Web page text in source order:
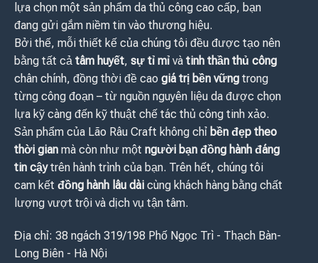
lựa chọn một sản phẩm da thủ công cao cấp, bạn
đang gửi gắm niềm tin vào thương hiệu.
Bởi thế, mỗi thiết kế của chúng tôi đều được tạo nên
bằng tất cả tâm huyết, sự tỉ mỉ và tinh thần thủ công
chân chính, đồng thời đề cao giá trị bền vững trong
từng công đoạn – từ nguồn nguyên liệu da được chọn
lựa kỹ càng đến kỹ thuật chế tác thủ công tinh xảo.
Sản phẩm của Lão Râu Craft không chỉ bền đẹp theo
thời gian mà còn như một người bạn đồng hành đáng
tin cậytrên hành trình của bạn. Trên hết, chúng tôi
cam kết đồng hành lâu dài cùng khách hàng bằng chất
lượng vượt trội và dịch vụ tận tâm.
Địa chỉ: 38 ngách 319/198 Phố Ngọc Trì - Thạch Bàn-
Long Biên - Hà Nội